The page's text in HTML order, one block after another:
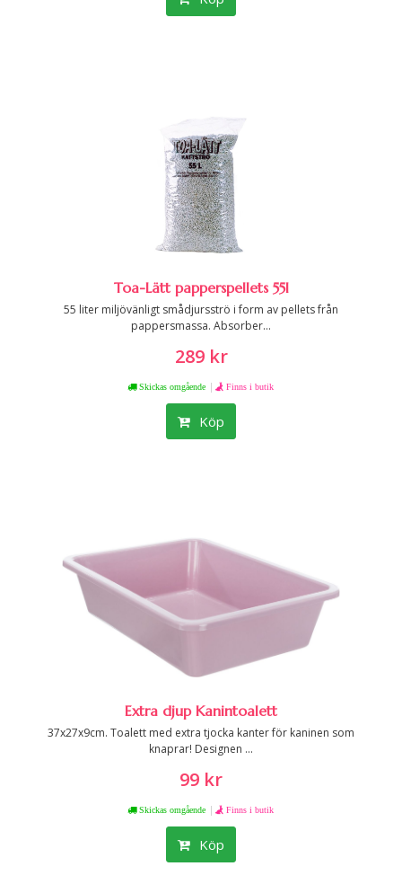
Toa-Lätt papperspellets 55l
55 liter miljövänligt smådjursströ i form av pellets från
pappersmassa. Absorber...
289 kr
Skickas omgående | Finns i butik
Köp
Extra djup Kanintoalett
37x27x9cm. Toalett med extra tjocka kanter för kaninen som
knaprar! Designen ...
99 kr
Skickas omgående | Finns i butik
Köp